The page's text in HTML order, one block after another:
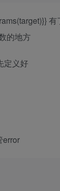
的地方
定义好
error